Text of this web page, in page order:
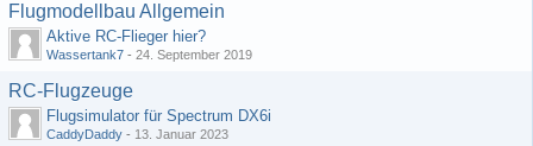
Flugmodellbau Allgemein
Aktive RC-Flieger hier?
Wassertank7 - 24. September 2019
RC-Flugzeuge
Flugsimulator für Spectrum DX6i
CaddyDaddy - 13. Januar 2023